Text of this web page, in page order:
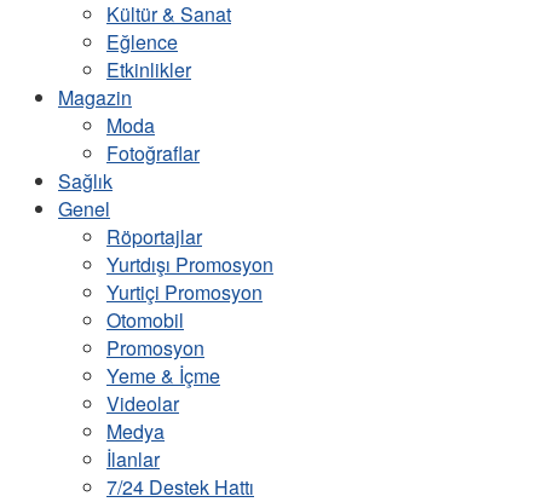
Kültür & Sanat
Eğlence
Etkinlikler
Magazin
Moda
Fotoğraflar
Sağlık
Genel
Röportajlar
Yurtdışı Promosyon
Yurtiçi Promosyon
Otomobil
Promosyon
Yeme & İçme
Videolar
Medya
İlanlar
7/24 Destek Hattı